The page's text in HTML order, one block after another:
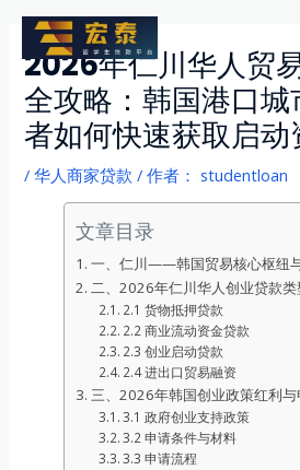
2026年仁川华人贸
全攻略：韩国港口
者如何快速获取启动
/华人商家贷款 / 作者： studentloan
文章目录
一、仁川——韩国贸易核心枢纽
二、2026年仁川华人创业贷款类
2.1 货物抵押贷款
2.2 商业流动资金贷款
2.3 创业启动贷款
2.4 进出口贸易融资
三、2026年韩国创业政策红利与
3.1 政府创业支持政策
3.2 申请条件与材料
3.3 申请流程